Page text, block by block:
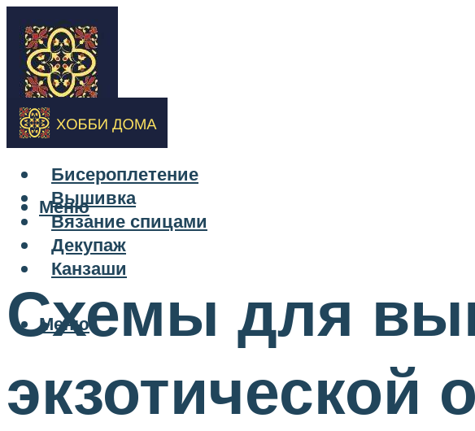
Бисероплетение
Вышивка
Вязание спицами
Декупаж
Канзаши
Меню
Меню
Схемы для
экзотической